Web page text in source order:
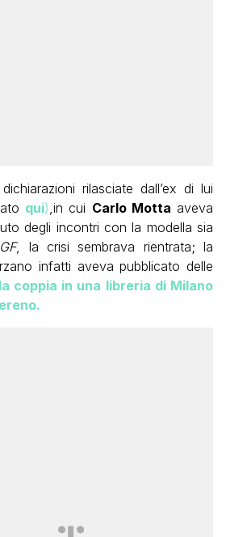
rilasciate dall’ex di lui
qui) ,in cui Carlo Motta aveva
degli incontri con la modella sia
GF, la crisi sembrava rientrata; la
infatti aveva pubblicato delle
la coppia in una libreria di Milano